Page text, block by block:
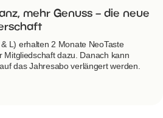
mehr Genuss – die neue
L) erhalten 2 Monate NeoTaste
Mitgliedschaft dazu. Danach kann
das Jahresabo verlängert werden.